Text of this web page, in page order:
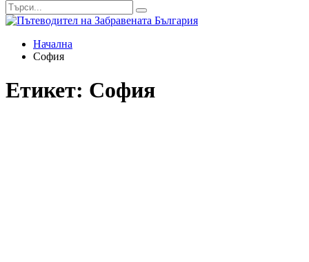
Начална
София
Етикет: София